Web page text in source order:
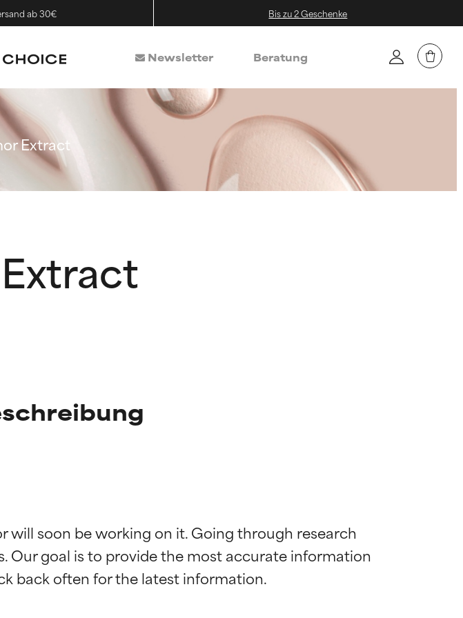
ab 30€ Bis zu 2 Geschenke
Newsletter Beratung
Extract
will soon be working on it. Going through research
Our goal is to provide the most accurate information